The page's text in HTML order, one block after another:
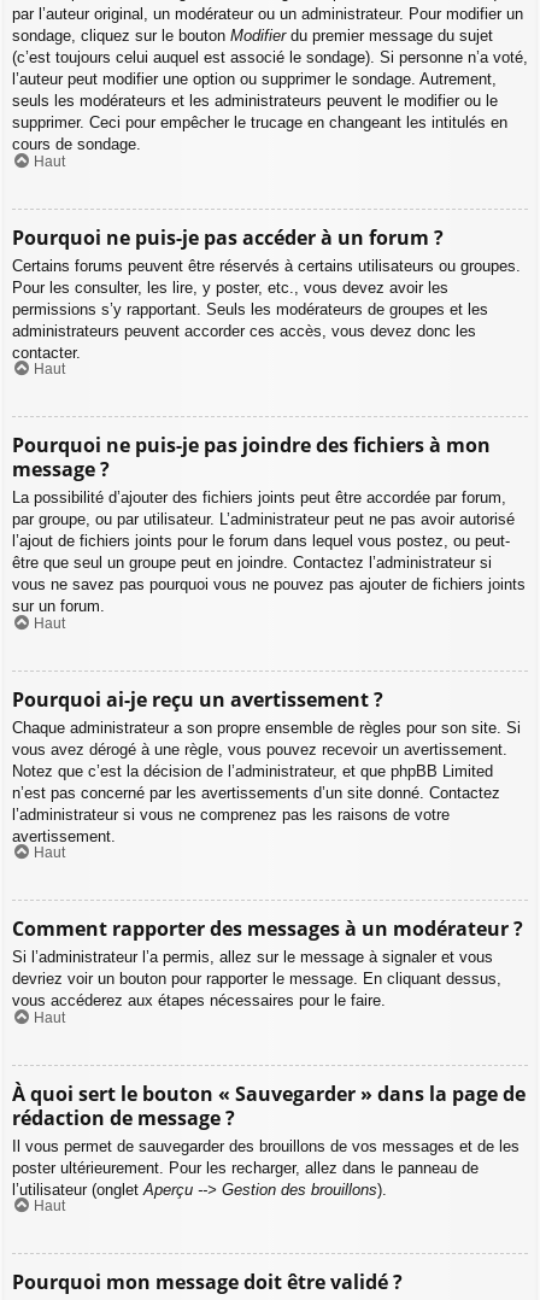
par l’auteur original, un modérateur ou un administrateur. Pour modifier un
sondage, cliquez sur le bouton Modifierdu premier message du sujet
(c’est toujours celui auquel est associé le sondage). Si personne n’a voté,
l’auteur peut modifier une option ou supprimer le sondage. Autrement,
seuls les modérateurs et les administrateurs peuvent le modifier ou le
supprimer. Ceci pour empêcher le trucage en changeant les intitulés en
cours de sondage.
Haut
Pourquoi ne puis-je pas accéder à un forum ?
Certains forums peuvent être réservés à certains utilisateurs ou groupes.
Pour les consulter, les lire, y poster, etc., vous devez avoir les
permissions s’y rapportant. Seuls les modérateurs de groupes et les
administrateurs peuvent accorder ces accès, vous devez donc les
contacter.
Haut
Pourquoi ne puis-je pas joindre des fichiers à mon
message ?
La possibilité d’ajouter des fichiers joints peut être accordée par forum,
par groupe, ou par utilisateur. L’administrateur peut ne pas avoir autorisé
l’ajout de fichiers joints pour le forum dans lequel vous postez, ou peut-
être que seul un groupe peut en joindre. Contactez l’administrateur si
vous ne savez pas pourquoi vous ne pouvez pas ajouter de fichiers joints
sur un forum.
Haut
Pourquoi ai-je reçu un avertissement ?
Chaque administrateur a son propre ensemble de règles pour son site. Si
vous avez dérogé à une règle, vous pouvez recevoir un avertissement.
Notez que c’est la décision de l’administrateur, et que phpBB Limited
n’est pas concerné par les avertissements d’un site donné. Contactez
l’administrateur si vous ne comprenez pas les raisons de votre
avertissement.
Haut
Comment rapporter des messages à un modérateur ?
Si l’administrateur l’a permis, allez sur le message à signaler et vous
devriez voir un bouton pour rapporter le message. En cliquant dessus,
vous accéderez aux étapes nécessaires pour le faire.
Haut
À quoi sert le bouton « Sauvegarder » dans la page de
rédaction de message ?
Il vous permet de sauvegarder des brouillons de vos messages et de les
poster ultérieurement. Pour les recharger, allez dans le panneau de
l’utilisateur (onglet Aperçu --> Gestion des brouillons).
Haut
Pourquoi mon message doit être validé ?